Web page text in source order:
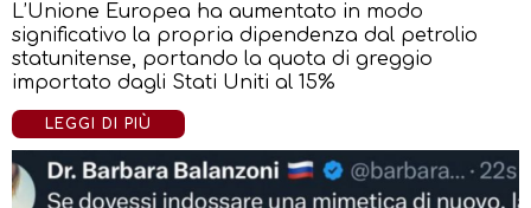
L’Unione Europea ha aumentato in modo
significativo la propria dipendenza dal petrolio
statunitense, portando la quota di greggio
importato dagli Stati Uniti al 15%
LEGGI DI PIÙ